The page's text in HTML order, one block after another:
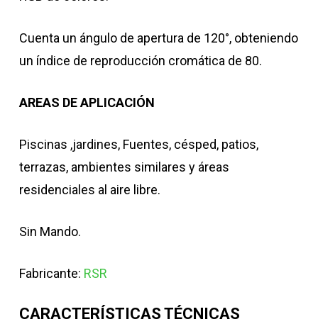
Cuenta un ángulo de apertura de 120°, obteniendo
un índice de reproducción cromática de 80.
AREAS DE APLICACIÓN
Piscinas ,jardines, Fuentes, césped, patios,
terrazas, ambientes similares y áreas
residenciales al aire libre.
Sin Mando.
Fabricante: RSR
CARACTERÍSTICAS TÉCNICAS